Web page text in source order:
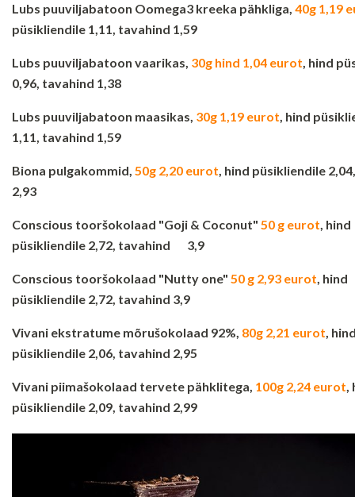
Lubs puuviljabatoon Oomega3 kreeka pähkliga, 40g 1,19
püsikliendile 1,11, tavahind 1,59
Lubs puuviljabatoon vaarikas, 30g hind 1,04 eurot, hind
0,96, tavahind 1,38
Lubs puuviljabatoon maasikas, 30g 1,19 eurot, hind
1,11, tavahind 1,59
Biona pulgakommid, 50g 2,20 eurot, hind püsikliendile
2,93
Conscious tooršokolaad "Goji & Coconut" 50 g eurot, hind
püsikliendile 2,72, tavahind 3,9
Conscious tooršokolaad "Nutty one" 50 g 2,93 eurot, hind
püsikliendile 2,72, tavahind 3,9
Vivani ekstratume mõrušokolaad 92%, 80g 2,21 eurot,
püsikliendile 2,06, tavahind 2,95
Vivani piimašokolaad tervete pähklitega, 100g 2,24 eurot,
püsikliendile 2,09, tavahind 2,99